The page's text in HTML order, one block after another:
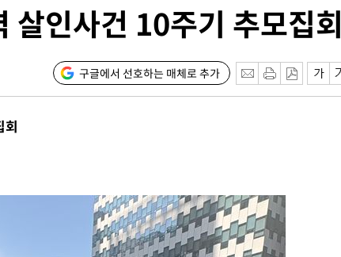
인사건 10주기 추모집회
구글에서 선호하는 매체로 추가